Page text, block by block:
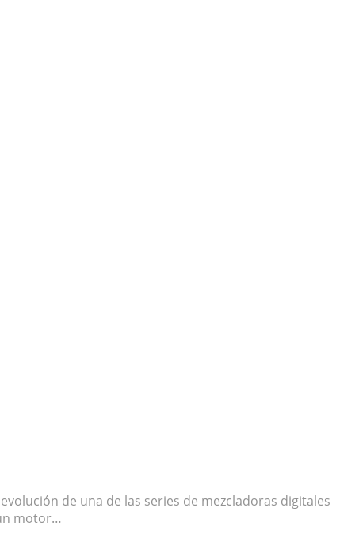
de una de las series de mezcladoras digitales
motor…